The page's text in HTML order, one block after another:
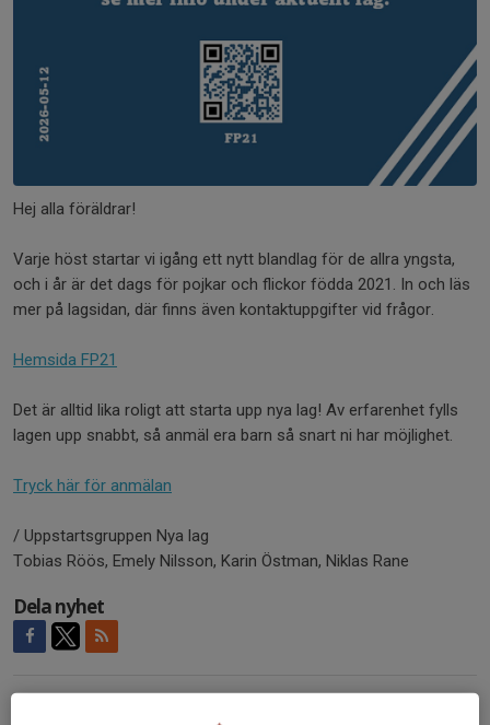
Hej alla föräldrar!
Varje höst startar vi igång ett nytt blandlag för de allra yngsta,
och i år är det dags för pojkar och flickor födda 2021. In och läs
mer på lagsidan, där finns även kontaktuppgifter vid frågor.
Hemsida FP21
Det är alltid lika roligt att starta upp nya lag! Av erfarenhet fylls
lagen upp snabbt, så anmäl era barn så snart ni har möjlighet.
Tryck här för anmälan
/ Uppstartsgruppen Nya lag
Tobias Röös, Emely Nilsson, Karin Östman, Niklas Rane
Dela nyhet